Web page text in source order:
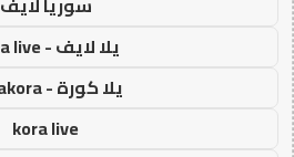
يلا لايف - yalla live
يلا كورة - yallakora
kora live